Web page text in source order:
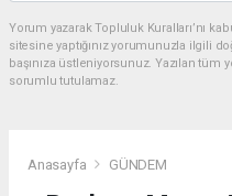
Yorum yazarak Topluluk Kuralları’nı
sitesine yaptığınız yorumunuzla ilgili
başınıza üstleniyorsunuz. Yazılan
sorumlu tutulamaz.
Anasayfa GÜNDEM